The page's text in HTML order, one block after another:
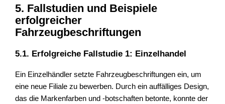
5. Fallstudien und Beispiele
erfolgreicher
Fahrzeugbeschriftungen
5.1. Erfolgreiche Fallstudie 1: Einzelhandel
Ein Einzelhändler setzte Fahrzeugbeschriftungen ein, um
eine neue Filiale zu bewerben. Durch ein auffälliges Design,
das die Markenfarben und -botschaften betonte, konnte der